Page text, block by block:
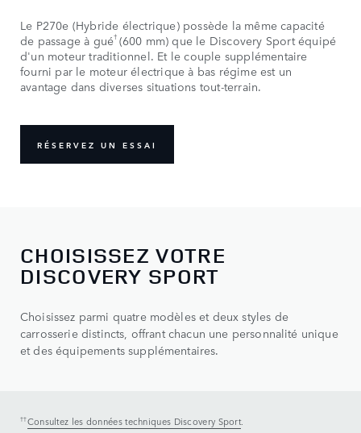
Le P270e (Hybride électrique) possède la même capacité
de passage à gué† (600 mm) que le Discovery Sport équipé
d'un moteur traditionnel. Et le couple supplémentaire
fourni par le moteur électrique à bas régime est un
avantage dans diverses situations tout-terrain.
RÉSERVEZ UN ESSAI
CHOISISSEZ VOTRE
DISCOVERY SPORT
Choisissez parmi quatre modèles et deux styles de
carrosserie distincts, offrant chacun une personnalité unique
et des équipements supplémentaires.
††Consultez les données techniques Discovery Sport.